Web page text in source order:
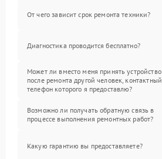
От чего зависит срок ремонта техники?
Диагностика проводится бесплатно?
Может ли вместо меня принять устройство
после ремонта другой человек, контактный
телефон которого я предоставлю?
Возможно ли получать обратную связь в
процессе выполнения ремонтных работ?
Какую гарантию вы предоставляете?